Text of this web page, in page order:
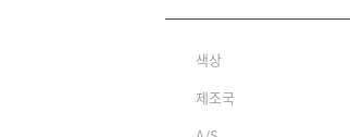
색상
제조국